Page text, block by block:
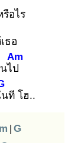
รือไร
ธอ
ไป
Am
ที โฮ..
| G